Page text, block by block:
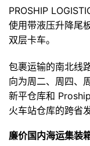
PROSHIP
使用带液压升降尾
双层卡车。
包裹运输的南北线
向为周二、周四、
新平仓库和
火车站仓库的跨省
廉价国内海运集装